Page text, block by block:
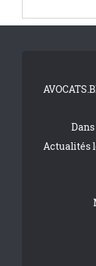
Tribune
Actualités